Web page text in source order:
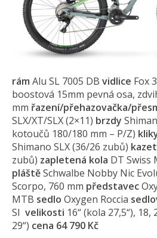
rám Alu SL 7005 DB vidlice Fox
boostová 15mm pevná osa,
mm řazení/přehazovačka/
SLX/XT/SLX (2×11) brzdy
kotoučů 180/180 mm – P/Z)
Shimano SLX (36/26 zubů)
zubů) zapletená kola DT Swiss
pláštěSchwalbe Nobby Nic
Scorpo, 760 mm představec
MTB sedlo Oxygen Roccia
SI velikosti 16“ (kola 27,5“), 18,
29“) cena 64 790 Kč